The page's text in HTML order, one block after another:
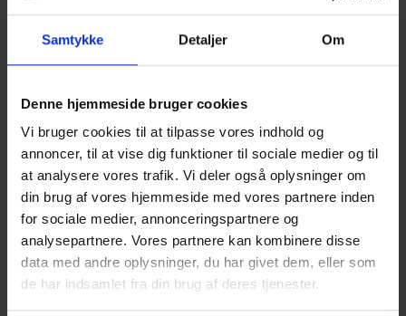
Samtykke Detaljer Om
Denne hjemmeside bruger cookies
Vi bruger cookies til at tilpasse vores indhold og
annoncer, til at vise dig funktioner til sociale medier og til
at analysere vores trafik. Vi deler også oplysninger om
din brug af vores hjemmeside med vores partnere inden
for sociale medier, annonceringspartnere og
analysepartnere. Vores partnere kan kombinere disse
data med andre oplysninger, du har givet dem, eller som
de har indsamlet fra din brug af deres tjenester.
Med afsæt i et perfekt kørt rygløb indfriede
Influencer
favoritværdigheden for Michael
sluttede nærmest.